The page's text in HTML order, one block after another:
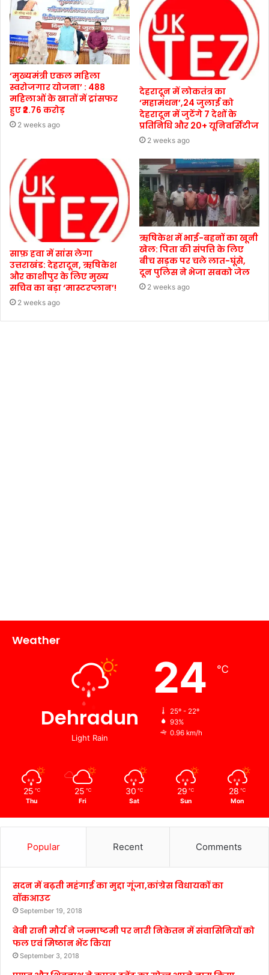
‘मुख्यमंत्री एकल महिला
स्वरोजगार योजना’ : 488
महिलाओं के खातों में ट्रांसफर
हुए ₹2.76 करोड़
2 weeks ago
देहरादून में लोकतंत्र का
‘महामंथन’,24 जुलाई को
देहरादून में जुटेंगे 7 देशों के
प्रतिनिधि और 20+ यूनिवर्सिटीज
2 weeks ago
साफ़ हवा में सांस लेगा
उत्तराखंड: देहरादून, ऋषिकेश
और काशीपुर के लिए मुख्य
सचिव का बड़ा ‘मास्टरप्लान’!
2 weeks ago
ऋषिकेश में भाई-बहनों का खूनी
खेल: पिता की संपत्ति के लिए
बीच सड़क पर चले लात-घूंसे,
दून पुलिस ने भेजा सबको जेल
2 weeks ago
Weather
Dehradun
Light Rain
24 ℃
25º - 22º
93%
0.96 km/h
25 ℃
Thu
25 ℃
Fri
30 ℃
Sat
29 ℃
Sun
28 ℃
Mon
Popular Recent Comments
सदन में बढ़ती महंगाई का मुद्दा गूंजा,कांग्रेस विधायकों का
वॉकआउट
September 19, 2018
बेबी रानी मौर्य ने जन्माष्टमी पर नारी निकेतन में संवासिनियों को
फल एवं मिष्ठान भेंट किया
September 3, 2018